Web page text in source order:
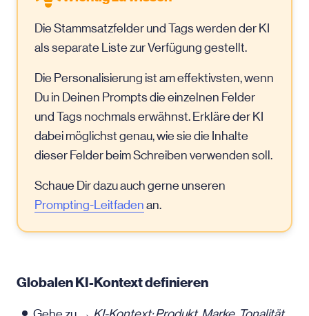
Die Stammsatzfelder und Tags werden der KI
als separate Liste zur Verfügung gestellt.
Die Personalisierung ist am effektivsten, wenn
Du in Deinen Prompts die einzelnen Felder
und Tags nochmals erwähnst. Erkläre der KI
dabei möglichst genau, wie sie die Inhalte
dieser Felder beim Schreiben verwenden soll.
Schaue Dir dazu auch gerne unseren
Prompting-Leitfaden an.
Globalen KI-Kontext definieren